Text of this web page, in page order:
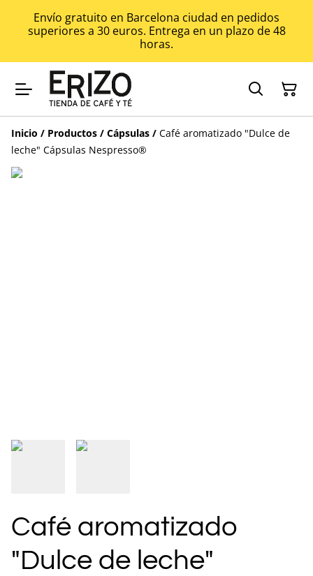
Envío gratuito en Barcelona ciudad en pedidos
superiores a 30 euros. Entrega en un plazo de 48
horas.
Inicio / Productos / Cápsulas / Café aromatizado "Dulce de
leche" Cápsulas Nespresso®
Café aromatizado
"Dulce de leche"